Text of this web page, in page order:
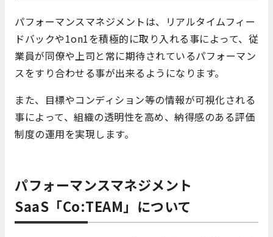
パフォーマンスマネジメントは、リアルタイムフィー
ドバックや1on1を積極的に取り入れる事によって、従
業員が同僚や上司と常に期待されているパフォーマン
スをすり合わせる事が出来るようになります。
また、目標やコンディション等の情報が可視化される
事によって、組織の透明性を高め、納得感のある評価
制度の運用を実現します。
パフォーマンスマネジメント
SaaS「Co:TEAM」について